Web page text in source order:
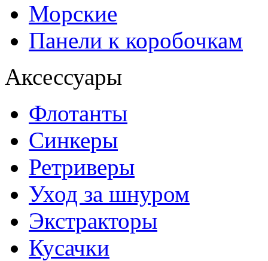
Морские
Панели к коробочкам
Аксессуары
Флотанты
Синкеры
Ретриверы
Уход за шнуром
Экстракторы
Кусачки